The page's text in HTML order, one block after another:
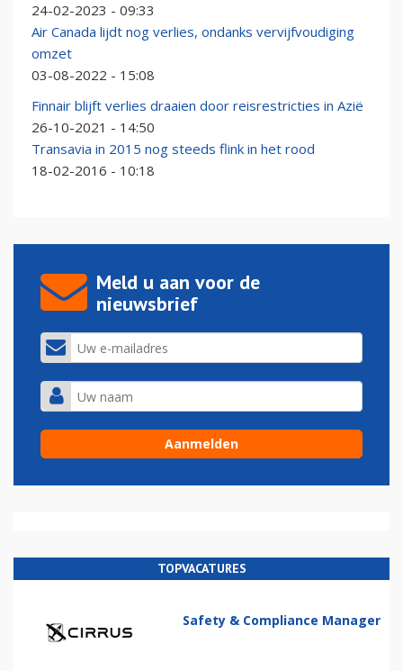
24-02-2023 - 09:33
Air Canada lijdt nog verlies, ondanks vervijfvoudiging
omzet
03-08-2022 - 15:08
Finnair blijft verlies draaien door reisrestricties in Azië
26-10-2021 - 14:50
Transavia in 2015 nog steeds flink in het rood
18-02-2016 - 10:18
Meld u aan voor de
nieuwsbrief
TOPVACATURES
Safety & Compliance Manager